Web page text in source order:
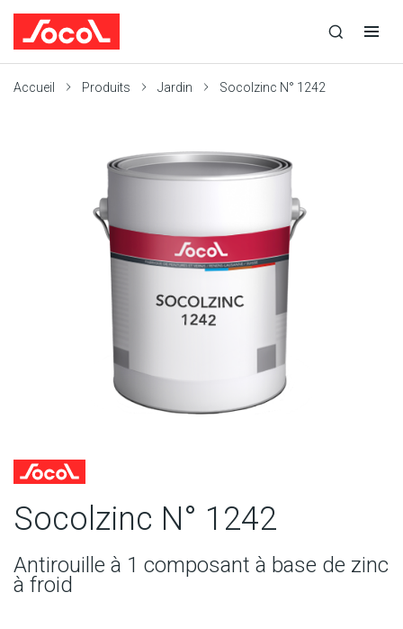
recherche
recherche
navigation
Accueil Produits Jardin Socolzinc N° 1242
Socolzinc N° 1242
Antirouille à 1 composant à base de zinc
à froid